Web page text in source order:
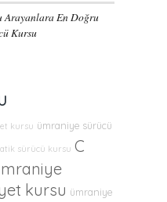
Arayanlara En Doğru
Kursu
kursu ümraniye sürücü
sürücü kursu C
kursu ümraniye